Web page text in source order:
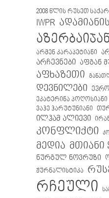
2008 წლის რუსეთ
IWPR
არმენ კარაპეტიანი
არჩევნები აფგან
აფხაზეთი
დევნილები
ეკატერინა პოღოსიანი
ვაჰე ჰარუტუნიანი
ილჰამ ალიევი
კონფლიქტი
მედია მთიანი
ნურგულ ნოვრუზი
ჟურნალისტიკა
რჩეული